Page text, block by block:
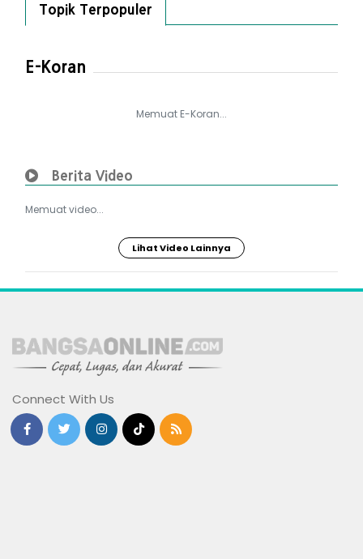
Topik Terpopuler
E-Koran
Memuat E-Koran...
Berita Video
Memuat video...
Lihat Video Lainnya
Connect With Us